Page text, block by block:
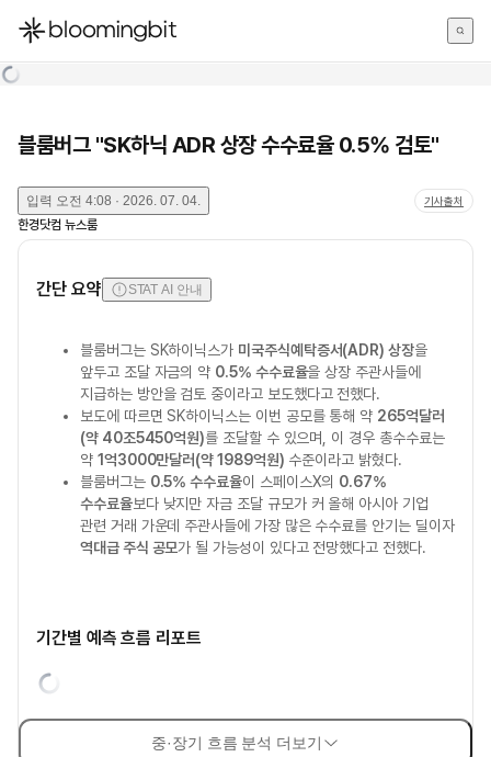
한국어
블룸버그 "SK하닉 ADR 상장 수수료율 0.5% 검토"
입력 오전 4:08 · 2026. 07. 04. 기사출처
한경닷컴 뉴스룸
간단 요약 STAT AI 안내
블룸버그는 SK하이닉스가 미국주식예탁증서(ADR) 상장을
앞두고 조달 자금의 약 0.5% 수수료율을 상장 주관사들에
지급하는 방안을 검토 중이라고 보도했다고 전했다.
보도에 따르면 SK하이닉스는 이번 공모를 통해 약 265억달러
(약 40조5450억원)를 조달할 수 있으며, 이 경우 총수수료는
약 1억3000만달러(약 1989억원) 수준이라고 밝혔다.
블룸버그는 0.5% 수수료율이 스페이스X의 0.67%
수수료율보다 낮지만 자금 조달 규모가 커 올해 아시아 기업
관련 거래 가운데 주관사들에 가장 많은 수수료를 안기는 딜이자
역대급 주식 공모가 될 가능성이 있다고 전망했다고 전했다.
기간별 예측 흐름 리포트
중·장기 흐름 분석 더보기